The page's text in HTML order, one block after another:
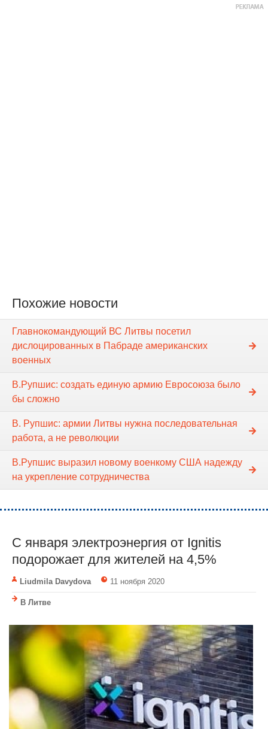
Похожие новости
Главнокомандующий ВС Литвы посетил
дислоцированных в Пабраде американских
военных
В.Рупшис: создать единую армию Евросоюза было
бы сложно
В. Рупшис: армии Литвы нужна последовательная
работа, а не революции
В.Рупшис выразил новому военкому США надежду
на укрепление сотрудничества
C января электроэнергия от Ignitis
подорожает для жителей на 4,5%
Liudmila Davydova 11 ноября 2020
В Литве